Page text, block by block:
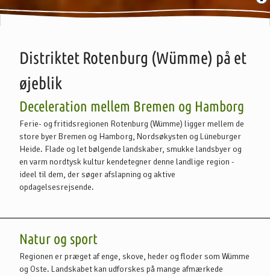
Distriktet Rotenburg (Wümme) på et
øjeblik
Deceleration mellem Bremen og Hamborg
Ferie- og fritidsregionen Rotenburg (Wümme) ligger mellem de
store byer Bremen og Hamborg, Nordsøkysten og Lüneburger
Heide. Flade og let bølgende landskaber, smukke landsbyer og
en varm nordtysk kultur kendetegner denne landlige region -
ideel til dem, der søger afslapning og aktive
opdagelsesrejsende.
Et overblik over emnerne
Natur og sport
Regionen er præget af enge, skove, heder og floder som Wümme
og Oste. Landskabet kan udforskes på mange afmærkede